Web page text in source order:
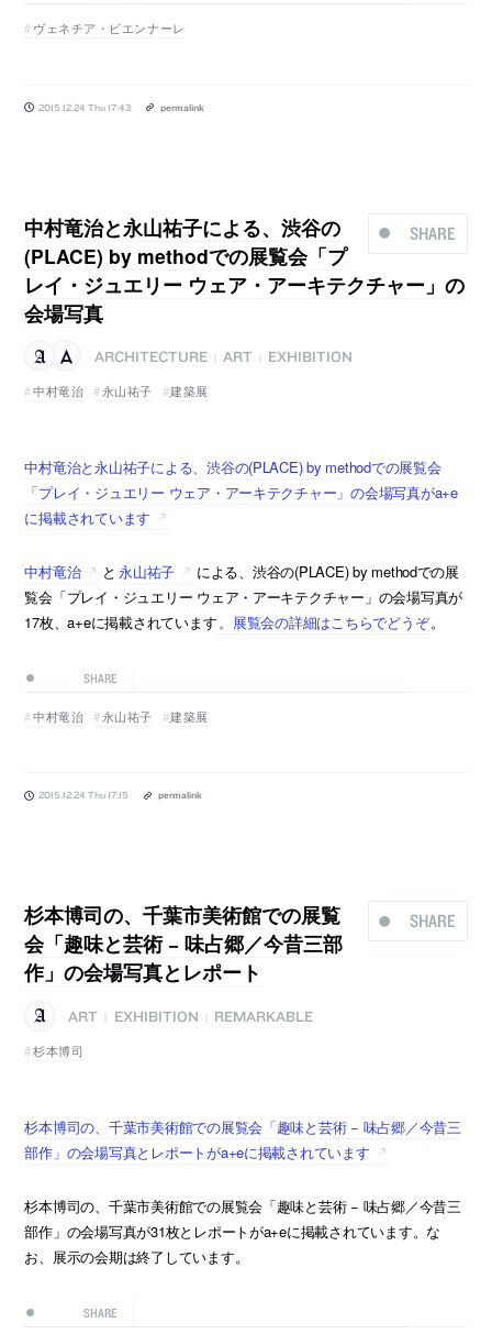
ヴェネチア・ビエンナーレ
2015.12.24 Thu 17:43 permalink
SHARE
中村竜治と永山祐子による、渋谷の
(PLACE) by methodでの展覧会「プ
レイ・ジュエリー ウェア・アーキテクチャー」の
会場写真
ARCHITECTURE ART
EXHIBITION
中村竜治
永山祐子 建築展
中村竜治と永山祐子による、渋谷の(PLACE) by methodでの展覧会
「プレイ・ジュエリー ウェア・アーキテクチャー」の会場写真がa+e
に掲載されています
中村竜治 と 永山祐子
による、渋谷の(PLACE) by methodでの展
覧会「プレイ・ジュエリー ウェア・アーキテクチャー」の会場写真が
17枚、a+eに掲載されています 。展覧会の詳細はこちらでどうぞ。
SHARE
中村竜治 永山祐子 建築展
2015.12.24 Thu 17:15 permalink
SHARE
杉本博司の、千葉市美術館での展覧
会「趣味と芸術 − 味占郷／今昔三部
作」の会場写真とレポート
ART EXHIBITION
REMARKABLE
杉本博司
杉本博司の、千葉市美術館での展覧会「趣味と芸術 − 味占郷／今昔三
部作」の会場写真とレポートがa+eに掲載されています
杉本博司の、千葉市美術館での展覧会「趣味と芸術 − 味占郷／今昔三
部作」の会場写真が31枚とレポートがa+eに掲載されています。な
お、展示の会期は終了しています。
SHARE